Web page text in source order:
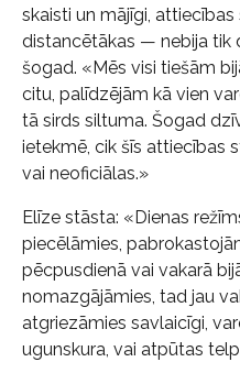
skaisti un mājīgi,
distancētākas — nebija tik
šogad. «Mēs visi tiešām
citu, palīdzējām kā vien
tā sirds siltuma. Šogad
ietekmē, cik šīs attiecības
vai neoficiālas.»
Elīze stāsta: «Dienas
piecēlāmies,
pēcpusdienā vai vakarā
nomazgājāmies, tad jau
atgriezāmies savlaicīgi,
ugunskura, vai atpūtas